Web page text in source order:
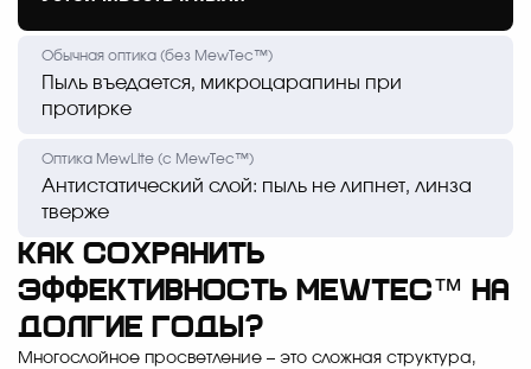
Пыль въедается, микроцарапины при
протирке
Антистатический слой: пыль не липнет, линза
тверже
Как сохранить
эффективность MewTec™ на
долгие годы?
Многослойное просветление – это сложная структура,